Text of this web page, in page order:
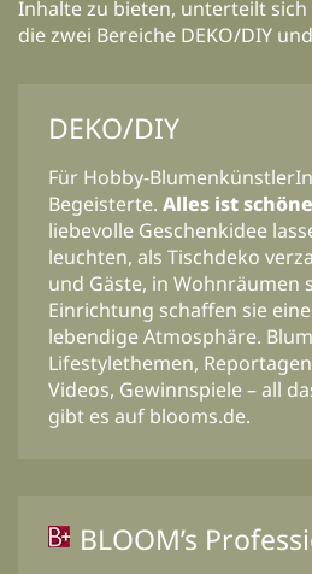
Inhalte zu bieten, unterteilt
die zwei Bereiche DEKO/DIY
DEKO/DIY
Für Hobby-
Begeisterte. Alles ist
liebevolle Geschenkidee
leuchten, als Tischdeko
und Gäste, in Wohnräumen
Einrichtung schaffen sie
lebendige Atmosphäre.
Lifestylethemen,
Videos, Gewinnspiele – all
gibt es auf blooms.de.
BLOOM’s